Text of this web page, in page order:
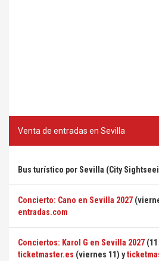
Venta de entradas en Sevilla
Bus turístico por Sevilla (City
Concierto: Cano en Sevilla 2027
entradas.com
Conciertos: Karol G en Sevilla 2027
ticketmaster.es (viernes 11) y